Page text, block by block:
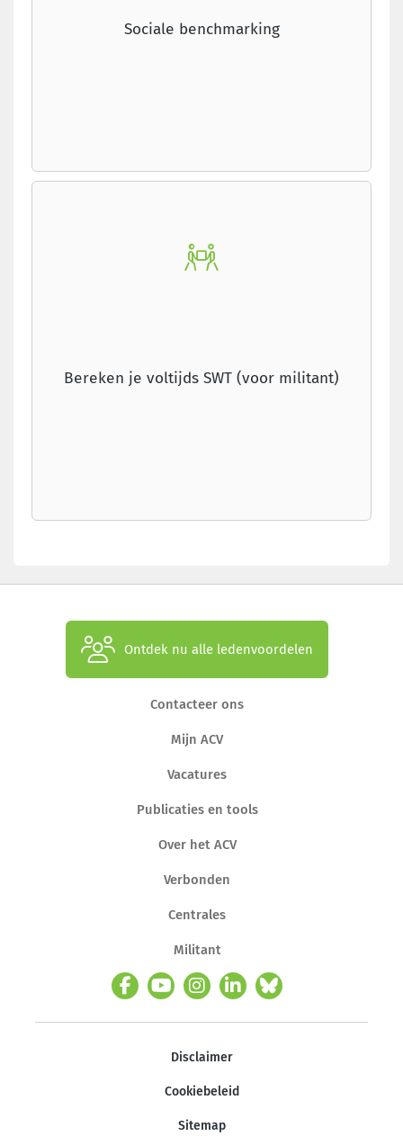
Sociale benchmarking
Bereken je voltijds SWT (voor militant)
Ontdek nu alle ledenvoordelen
Contacteer ons
Mijn ACV
Vacatures
Publicaties en tools
Over het ACV
Verbonden
Centrales
Militant
Disclaimer
Cookiebeleid
Sitemap